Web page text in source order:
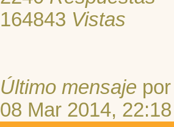
164843 Vistas
Último mensaje
08 Mar 2014, 22:18